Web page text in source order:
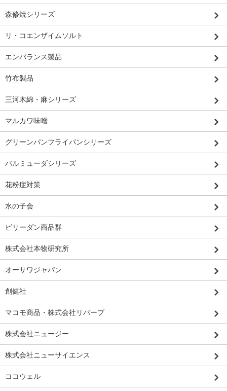
森修焼シリーズ
リ・コエンザイムソルト
エンバランス製品
竹布製品
三河木綿・麻シリーズ
マルカワ味噌
グリーンパンフライパンシリーズ
バルミューダシリーズ
花粉症対策
水の子会
ビリーダン商品群
株式会社本物研究所
オーサワジャパン
創健社
マコモ商品・株式会社リバーブ
株式会社ニュージー
株式会社ニューサイエンス
ココウェル